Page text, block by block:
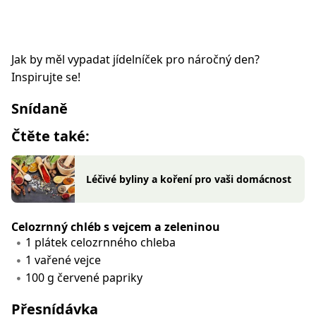
Jak by měl vypadat jídelníček pro náročný den?
Inspirujte se!
Snídaně
Čtěte také:
Léčivé byliny a koření pro vaši domácnost
Celozrnný chléb s vejcem a zeleninou
1 plátek celozrnného chleba
1 vařené vejce
100 g červené papriky
Přesnídávka